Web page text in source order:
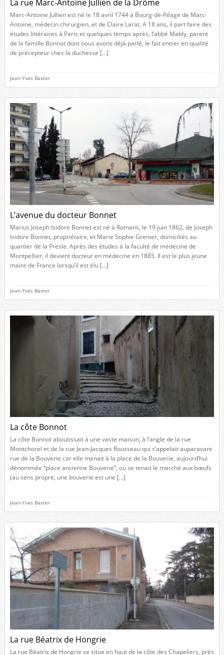
La rue Marc-Antoine Jullien de la Drôme
Marc-Antoine Jullien est né le 18 avril 1744 à Bourg-de-Péage de Marc-
Antoine, médecin chirurgien, et de Claire Larat. A 18 ans, il part faire des
études littéraires à Paris et quelques temps après, l’abbé Mably, parent
de la famille Bonnot dont nous avons déjà parlé, le fait entrer en qualité
de précepteur chez la duchesse […]
Jean-Yves Baxter
L’avenue du docteur Bonnet
Marius Joseph Isidore Bonnet est né à Romans, le 19 juin 1862, de Joseph
Isidore Bonnet, propriétaire, et Marie Sophie Grenier, domiciliés au
quartier de la Presle. Après des études à la faculté de médecine de
Montpellier, il devient docteur en médecine en 1885. Il est le plus jeune
maire de France lorsqu’il est élu […]
Jean-Yves Baxter
La côte Bonnot
La côte Bonnot aboutissait à une vaste maison, à l’angle de la rue
Montchorel et de la rue Jean-Jacques Rousseau qui s’appelait auparavant
rue de la Bouverie car elle menait à la place de la Bouverie, aujourd’hui
dénommée “place ancienne Bouverie”, où se tenait le marché aux bœufs
(au sens propre, une bouverie est une […]
Jean-Yves Baxter
La rue Béatrix de Hongrie
La rue Béatrix de Hongrie se situe en haut de la côte des Chapeliers, près